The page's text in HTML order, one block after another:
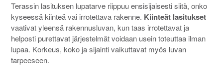
Terassin lasituksen lupatarve riippuu ensisijaisesti siitä, onko
kyseessä kiinteä vai irrotettava rakenne. Kiinteät lasitukset
vaativat yleensä rakennusluvan, kun taas irrotettavat ja
helposti purettavat järjestelmät voidaan usein toteuttaa ilman
lupaa. Korkeus, koko ja sijainti vaikuttavat myös luvan
tarpeeseen.